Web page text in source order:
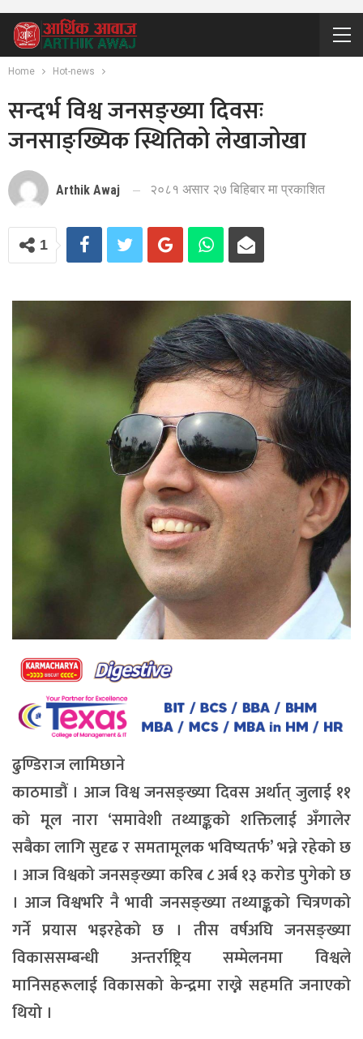
Home Hot-news
सन्दर्भ विश्व जनसङ्ख्या दिवसः
जनसाङ्ख्यिक स्थितिको लेखाजोखा
Arthik Awaj २०८१ असार २७ बिहिबार मा प्रकाशित
1
ढुण्डिराज लामिछाने
काठमाडौं । आज विश्व जनसङ्ख्या दिवस अर्थात् जुलाई ११
को मूल नारा ‘समावेशी तथ्याङ्कको शक्तिलाई अँगालेर
सबैका लागि सुदृढ र समतामूलक भविष्यतर्फ’ भन्ने रहेको छ
। आज विश्वको जनसङ्ख्या करिब ८ अर्ब १३ करोड पुगेको छ
। आज विश्वभरि नै भावी जनसङ्ख्या तथ्याङ्कको चित्रणको
गर्ने प्रयास भइरहेको छ । तीस वर्षअघि जनसङ्ख्या
विकाससम्बन्धी अन्तर्राष्ट्रिय सम्मेलनमा विश्वले
मानिसहरूलाई विकासको केन्द्रमा राख्ने सहमति जनाएको
थियो ।